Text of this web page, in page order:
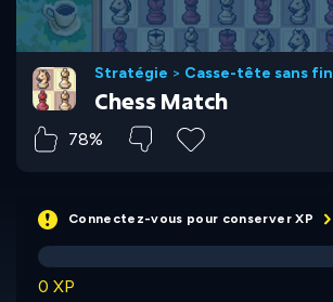
Stratégie > Casse-tête sans fin
Chess Match
78%
Connectez-vous pour conserver XP
0 XP